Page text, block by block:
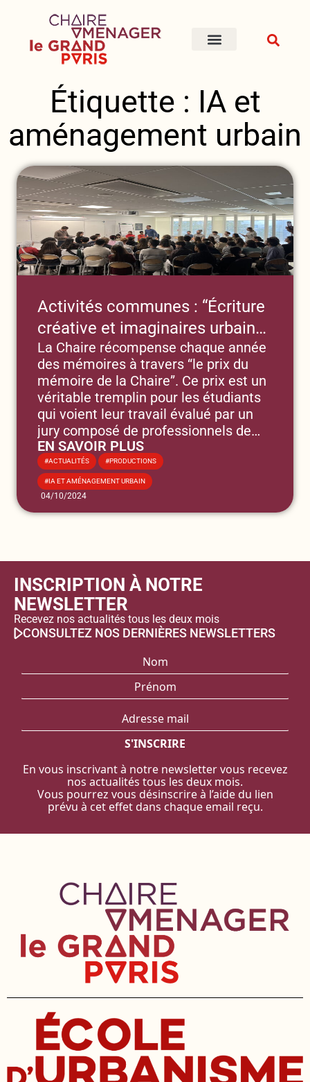
Étiquette : IA et
aménagement urbain
Activités communes : “Écriture
créative et imaginaires urbains
des intelligences artificielles”
La Chaire récompense chaque année
des mémoires à travers “le prix du
mémoire de la Chaire”. Ce prix est un
véritable tremplin pour les étudiants
qui voient leur travail évalué par un
jury composé de professionnels de
l'aménagement, d'enseignants
chercheurs et aussi parfois de
collectivités. Cela leur procure un
regard fin s'appuyant sur la réalité des
différents points de vue.
EN SAVOIR PLUS
ACTUALITÉS PRODUCTIONS
IA ET AMÉNAGEMENT URBAIN
04/10/2024
INSCRIPTION À NOTRE
NEWSLETTER
Recevez nos actualités tous les deux mois
CONSULTEZ NOS DERNIÈRES NEWSLETTERS
En vous inscrivant à notre newsletter vous recevez
nos actualités tous les deux mois.
Vous pourrez vous désinscrire à l’aide du lien
prévu à cet effet dans chaque email reçu.